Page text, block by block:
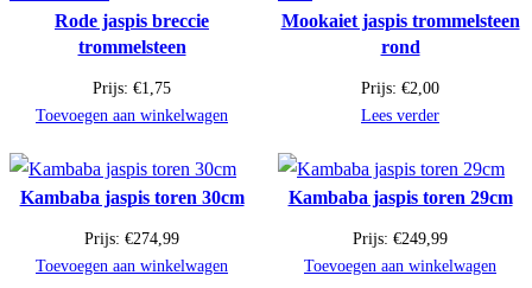
Rode jaspis breccie
trommelsteen
Prijs: €1,75
Toevoegen aan winkelwagen
Mookaiet jaspis trommelsteen
rond
Prijs: €2,00
Lees verder
Kambaba jaspis toren 30cm
Prijs: €274,99
Toevoegen aan winkelwagen
Kambaba jaspis toren 29cm
Prijs: €249,99
Toevoegen aan winkelwagen